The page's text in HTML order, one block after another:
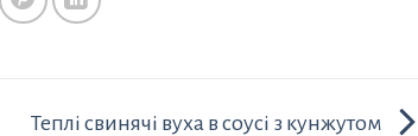
Теплі свинячі вуха в соусі з кунжутом